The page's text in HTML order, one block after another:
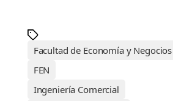
Facultad de Economía y Negocios
FEN
Ingeniería Comercial